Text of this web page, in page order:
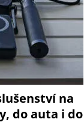
na
do auta i do